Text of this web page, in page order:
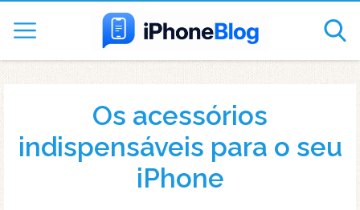
Os acessórios
indispensáveis para o seu
iPhone